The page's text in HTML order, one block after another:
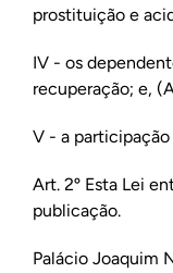
prostituição e
IV - os
recuperação; e,
V - a
Art. 2º Esta Lei
publicação.
Palácio Joaquim